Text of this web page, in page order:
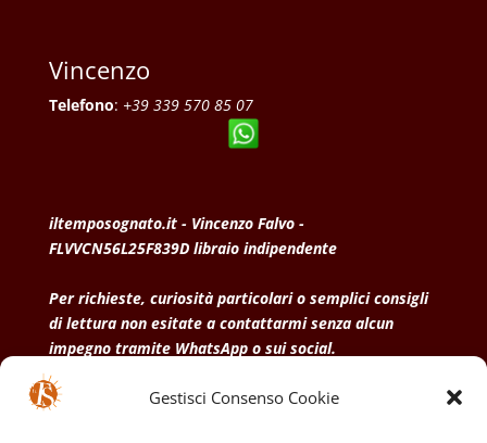
Gestisci Consenso Cookie
Vincenzo
Telefono: +39 339 570 85 07
iltemposognato.it - Vincenzo Falvo -
FLVVCN56L25F839D libraio indipendente
Per richieste, curiosità particolari o semplici consigli
di lettura non esitate a contattarmi senza alcun
impegno tramite WhatsApp o sui social.
• Condizioni generali di vendita